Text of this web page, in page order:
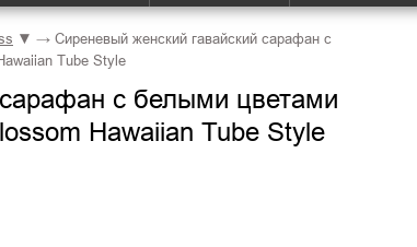
▼ → Сиреневый женский гавайский сарафан с
Tube Style
с белыми цветами
Hawaiian Tube Style